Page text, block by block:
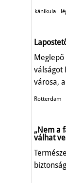
kánikula
válságot
városa,
Rotterdam
„Nem a
válhat